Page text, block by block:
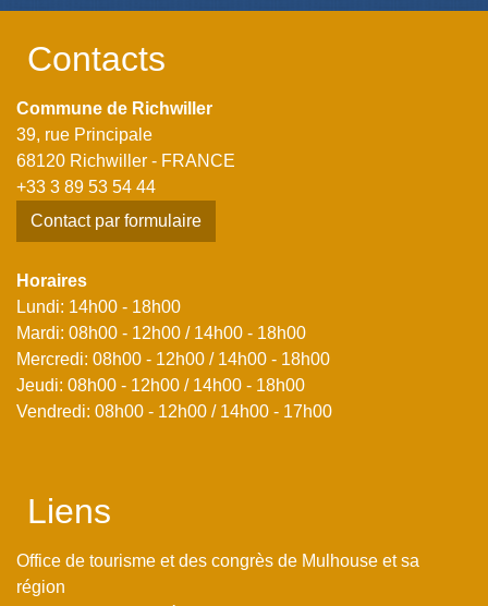
Contacts
Commune de Richwiller
39, rue Principale
68120 Richwiller - FRANCE
+33 3 89 53 54 44
Contact par formulaire
Horaires
Lundi: 14h00 - 18h00
Mardi: 08h00 - 12h00 / 14h00 - 18h00
Mercredi: 08h00 - 12h00 / 14h00 - 18h00
Jeudi: 08h00 - 12h00 / 14h00 - 18h00
Vendredi: 08h00 - 12h00 / 14h00 - 17h00
Liens
Office de tourisme et des congrès de Mulhouse et sa
région